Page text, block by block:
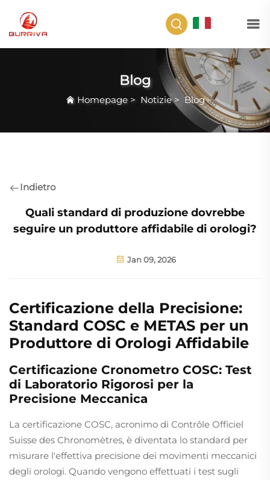
Blog
Homepage> Notizie> Blog
Indietro
Quali standard di produzione dovrebbe
seguire un produttore affidabile di orologi?
Jan 09, 2026
Certificazione della Precisione:
Standard COSC e METAS per un
Produttore di Orologi Affidabile
Certificazione Cronometro COSC: Test
di Laboratorio Rigorosi per la
Precisione Meccanica
La certificazione COSC, acronimo di Contrôle Officiel
Suisse des Chronomètres, è diventata lo standard per
misurare l'effettiva precisione dei movimenti meccanici
degli orologi. Quando vengono effettuati i test sugli